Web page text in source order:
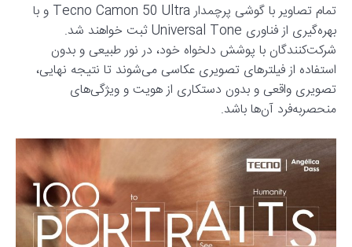
تمام تصاویر با گوشی پرچمدار Tecno Camon 50 Ultra و با
بهره‌گیری از فناوری Universal Tone ثبت خواهند شد.
شرکت‌کنندگان با پوشش دلخواه خود، در نور طبیعی و بدون
استفاده از فیلترهای تصویری عکاسی می‌شوند تا نتیجه نهایی،
تصویری واقعی و بدون دستکاری از هویت و ویژگی‌های
منحصربه‌فرد آن‌ها باشد.